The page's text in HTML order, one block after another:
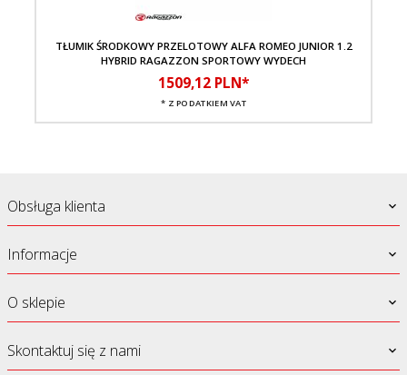
TŁUMIK ŚRODKOWY PRZELOTOWY ALFA ROMEO JUNIOR 1.2
HYBRID RAGAZZON SPORTOWY WYDECH
1509,12 PLN*
* Z PODATKIEM VAT
Obsługa klienta
Informacje
O sklepie
Skontaktuj się z nami